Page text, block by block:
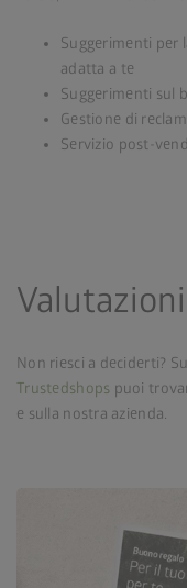
Suggerimenti per
adatta a te
Suggerimenti sul
Gestione di
Servizio post-
Non riesci a deciderti?
Trustedshops puoi
e sulla nostra azienda.